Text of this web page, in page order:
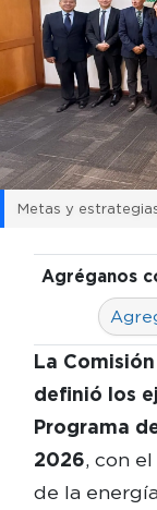
Metas y
Agréganos
La
definió los
Programa
2026, con
de la